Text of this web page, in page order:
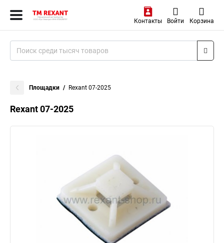
Контакты Войти Корзина
Площадки Rexant 07-2025
Rexant 07-2025